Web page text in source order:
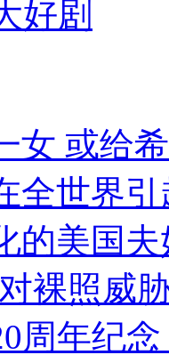
好剧
女 或给
全世界
的美国夫
裸照威
周年纪